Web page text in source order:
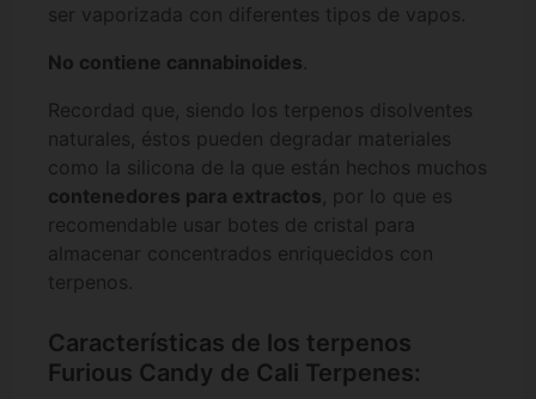
ser vaporizada con diferentes tipos de vapos.
No contiene cannabinoides.
Recordad que, siendo los terpenos disolventes
naturales, éstos pueden degradar materiales
como la silicona de la que están hechos muchos
contenedores para extractos, por lo que es
recomendable usar botes de cristal para
almacenar concentrados enriquecidos con
terpenos.
Características de los terpenos
Furious Candy de Cali Terpenes: